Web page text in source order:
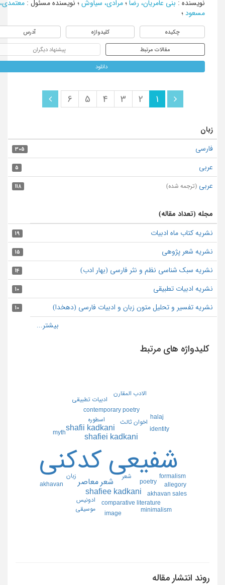
نویسنده: بنی عامریان، رضا؛ مرادی، سیاوش ؛ نویسنده مسئول : معتمدی،
مسعود؛
چکیده کلیدواژه آدرس
مقالات مرتبط پیشنهاد دیگران
دانلود
1
2
3
4
5
6
زبان
فارسی 305
عربی 5
عربی (ترجمه شده) 118
مجله (تعداد مقاله)
نشریه کتاب ماه ادبیات 19
نشریه شعر پژوهی 15
نشریه سبک شناسی نظم و نثر فارسی (بهار ادب) 14
نشریه ادبیات تطبیقی 10
نشریه تفسیر و تحلیل متون زبان و ادبیات فارسی (دهخدا) 10
کلیدواژه های مرتبط
شفيعي كدكني
shafiei kadkani
شعر معاصر
shafii kadkani
shafiee kadkani
اسطوره
contemporary poetry
شعر
اخوان ثالث
poetry
ادونيس comparative literature
زبان
identity
image
ادبيات تطبيقي
الادب المقارن
موسيقي
akhavan
akhavan sales
allegory
formalism
halaj
minimalism
myth
روند انتشار مقاله